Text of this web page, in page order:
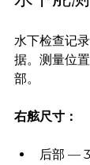
水下检查记
据。测量位
部。
右舷尺寸：
后部 —